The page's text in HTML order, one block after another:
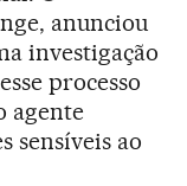
anunciou
investigação
processo
agente
sensíveis ao